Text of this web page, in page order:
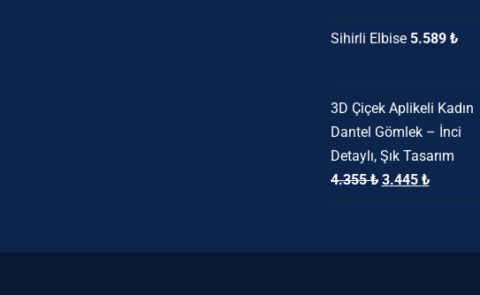
Sihirli Elbise 5.589 ₺
3D Çiçek Aplikeli Kadın
Dantel Gömlek – İnci
Detaylı, Şık Tasarım
4.355₺ Orijinal
fiyat:
3.445 ₺Şu
andaki
3.445 ₺.